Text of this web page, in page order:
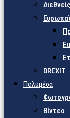
BREXIT
Πολυμέσα
Βίντεο